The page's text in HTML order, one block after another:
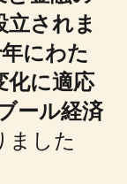
されま
にわた
化に適応
ール経済
ました